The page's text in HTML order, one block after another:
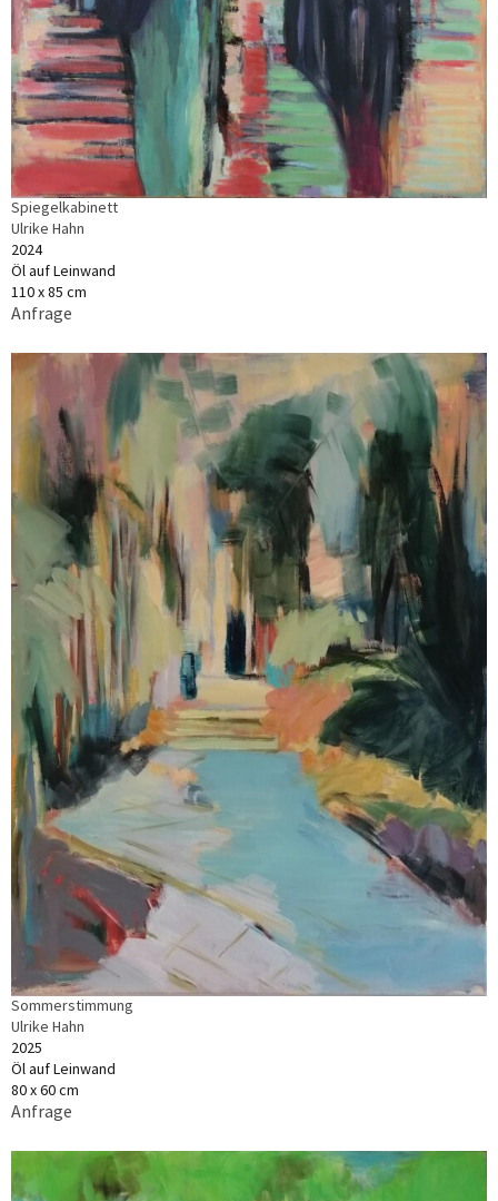
Spiegelkabinett
Ulrike Hahn
2024
Öl auf Leinwand
110 x 85 cm
Anfrage
Sommerstimmung
Ulrike Hahn
2025
Öl auf Leinwand
80 x 60 cm
Anfrage